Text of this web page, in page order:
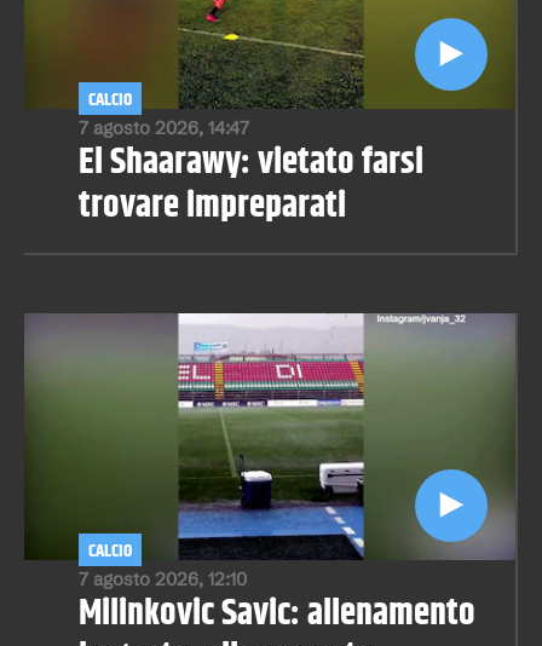
7 agosto 2026, 14:47
CALCIO
El Shaarawy: vietato farsi
trovare impreparati
7 agosto 2026, 12:10
CALCIO
Milinkovic Savic: allenamento